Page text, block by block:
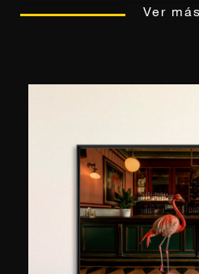
fusionar las dos artes,Ver más